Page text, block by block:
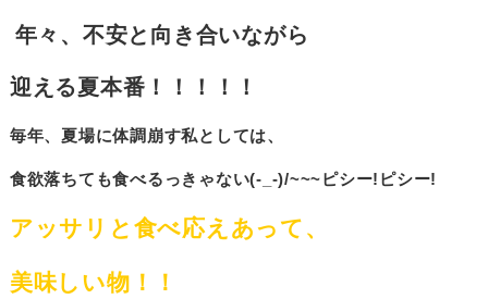
年々、不安と向き合いながら
迎える夏本番！！！！！
毎年、夏場に体調崩す私としては、
食欲落ちても食べるっきゃない(-_-)/~~~ピシー!ピシー!
アッサリと食べ応えあって、
美味しい物！！